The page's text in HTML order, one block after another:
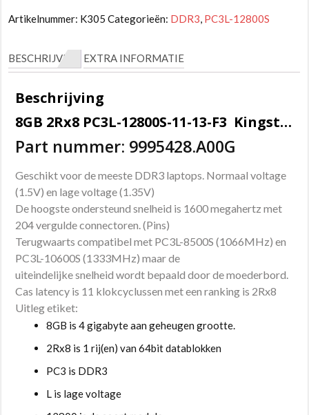
Artikelnummer: K305 Categorieën: DDR3, PC3L-12800S
BESCHRIJVING EXTRA INFORMATIE
Beschrijving
8GB 2Rx8 PC3L-12800S-11-13-F3 Kingston Sodimm geheugen.
Part nummer: 9995428.A00G
Geschikt voor de meeste DDR3 laptops. Normaal voltage
(1.5V) en lage voltage (1.35V)
De hoogste ondersteund snelheid is 1600 megahertz met
204 vergulde connectoren. (Pins)
Terugwaarts compatibel met PC3L-8500S (1066MHz) en
PC3L-10600S (1333MHz) maar de
uiteindelijke snelheid wordt bepaald door de moederbord.
Cas latency is 11 klokcyclussen met een ranking is 2Rx8
Uitleg etiket:
8GB is 4 gigabyte aan geheugen grootte.
2Rx8 is 1 rij(en) van 64bit datablokken
PC3 is DDR3
L is lage voltage